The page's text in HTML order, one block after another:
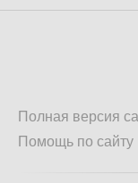
Полная версия
Помощь по сайту